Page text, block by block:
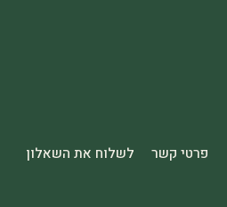
פרטי קשר לשלוח את השאלון